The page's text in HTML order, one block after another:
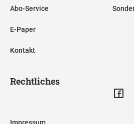
Abo-Service
E-Paper
Kontakt
Rechtliches
Impressum